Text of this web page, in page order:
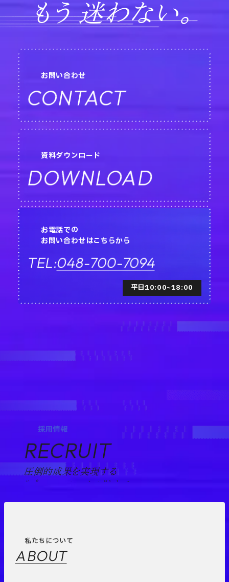
もう 迷わない。
お問い合わせ
CONTACT
資料ダウンロード
DOWNLOAD
お電話での
お問い合わせはこちらから
TEL:048-700-7094
平日10:00~18:00
採用情報
RECRUIT
圧倒的成果を実現する
“プロフェッショナル”として。
私たちについて
ABOUT